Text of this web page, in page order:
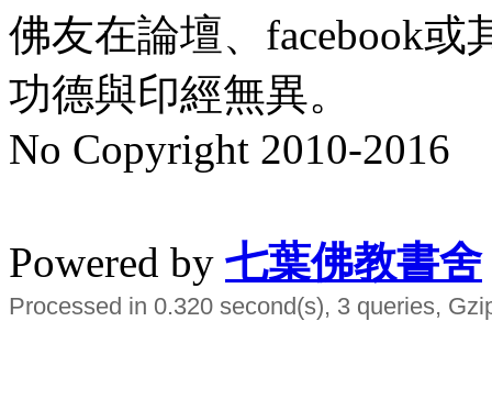
佛友在論壇、facebook
功德與印經無異。
No Copyright 2010-2016
Powered by 七葉佛教書舍
Processed in 0.320 second(s), 3 queries,